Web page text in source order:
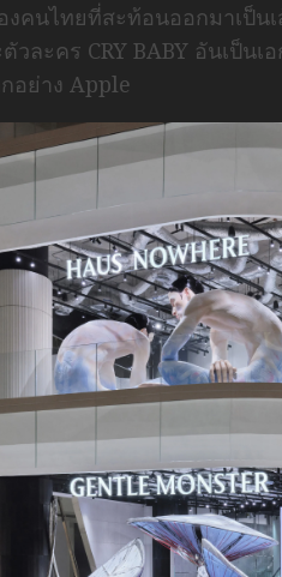
งคนไทยที่สะท้อนออกมาเป็
วละคร CRY BABY อันเป็
อย่าง Apple